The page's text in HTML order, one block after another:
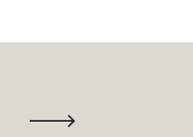
Информационно-поисковая